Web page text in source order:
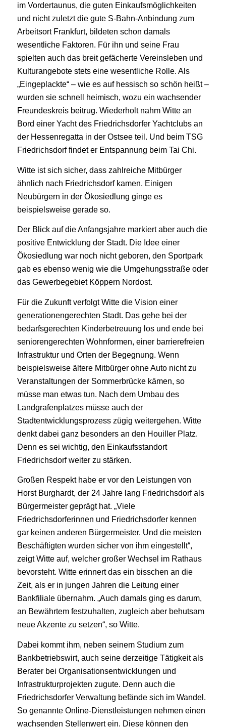
im Vordertaunus, die guten Einkaufsmöglichkeiten
und nicht zuletzt die gute S-Bahn-Anbindung zum
Arbeitsort Frankfurt, bildeten schon damals
wesentliche Faktoren. Für ihn und seine Frau
spielten auch das breit gefächerte Vereinsleben und
Kulturangebote stets eine wesentliche Rolle. Als
„Eingeplackte“ – wie es auf hessisch so schön heißt –
wurden sie schnell heimisch, wozu ein wachsender
Freundeskreis beitrug. Wiederholt nahm Witte an
Bord einer Yacht des Friedrichsdorfer Yachtclubs an
der Hessenregatta in der Ostsee teil. Und beim TSG
Friedrichsdorf findet er Entspannung beim Tai Chi.
Witte ist sich sicher, dass zahlreiche Mitbürger
ähnlich nach Friedrichsdorf kamen. Einigen
Neubürgern in der Ökosiedlung ginge es
beispielsweise gerade so.
Der Blick auf die Anfangsjahre markiert aber auch die
positive Entwicklung der Stadt. Die Idee einer
Ökosiedlung war noch nicht geboren, den Sportpark
gab es ebenso wenig wie die Umgehungsstraße oder
das Gewerbegebiet Köppern Nordost.
Für die Zukunft verfolgt Witte die Vision einer
generationengerechten Stadt. Das gehe bei der
bedarfsgerechten Kinderbetreuung los und ende bei
seniorengerechten Wohnformen, einer barrierefreien
Infrastruktur und Orten der Begegnung. Wenn
beispielsweise ältere Mitbürger ohne Auto nicht zu
Veranstaltungen der Sommerbrücke kämen, so
müsse man etwas tun. Nach dem Umbau des
Landgrafenplatzes müsse auch der
Stadtentwicklungsprozess zügig weitergehen. Witte
denkt dabei ganz besonders an den Houiller Platz.
Denn es sei wichtig, den Einkaufsstandort
Friedrichsdorf weiter zu stärken.
Großen Respekt habe er vor den Leistungen von
Horst Burghardt, der 24 Jahre lang Friedrichsdorf als
Bürgermeister geprägt hat. „Viele
Friedrichsdorferinnen und Friedrichsdorfer kennen
gar keinen anderen Bürgermeister. Und die meisten
Beschäftigten wurden sicher von ihm eingestellt“,
zeigt Witte auf, welcher großer Wechsel im Rathaus
bevorsteht. Witte erinnert das ein bisschen an die
Zeit, als er in jungen Jahren die Leitung einer
Bankfiliale übernahm. „Auch damals ging es darum,
an Bewährtem festzuhalten, zugleich aber behutsam
neue Akzente zu setzen“, so Witte.
Dabei kommt ihm, neben seinem Studium zum
Bankbetriebswirt, auch seine derzeitige Tätigkeit als
Berater bei Organisationsentwicklungen und
Infrastrukturprojekten zugute. Denn auch die
Friedrichsdorfer Verwaltung befände sich im Wandel.
So genannte Online-Dienstleistungen nehmen einen
wachsenden Stellenwert ein. Diese können den